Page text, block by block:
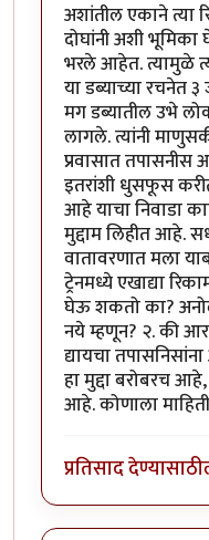
अशांतील एकाने त्या
दोघांनी अशी
भरले आहेत. त्यामुळे
या डब्याच्या रचनेत
मग डब्यातील उभे
लागले. त्यांनी
प्रवासात तपासनीस
इतरांशी धुसफूस
आहे याचा निवाडा
मुद्दाम लिहीत आहे.
वातावरणात मला
ट्रेनमध्ये एखाद्या
घेऊ शकतो का?
नये म्हणून? २. की
द्यायचा
हा मुद्दा बरोबरच
आहे. कोणाला
प्रतिसाद देण्यासाठी